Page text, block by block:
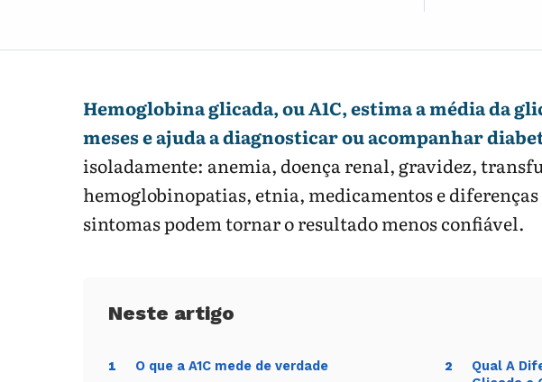
Hemoglobina glicada, ou A1C, estima a média da
meses e ajuda a diagnosticar ou acompanhar
isoladamente: anemia, doença renal, gravidez,
hemoglobinopatias, etnia, medicamentos e
sintomas podem tornar o resultado menos confiável.
1 O que a A1C mede de verdade 2
Qual A